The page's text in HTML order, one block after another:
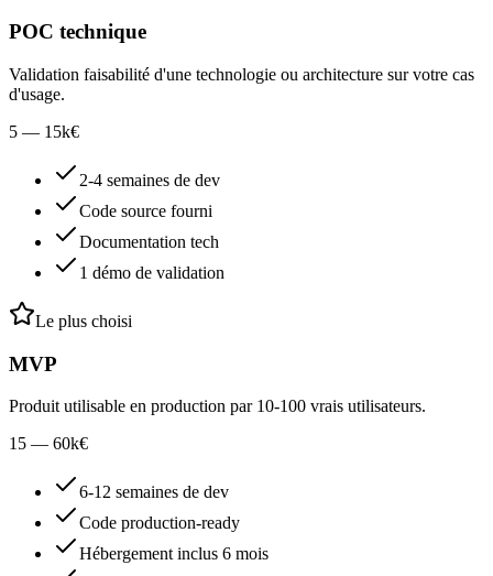
POC technique
Validation faisabilité d'une technologie ou architecture sur votre cas
d'usage.
5 — 15k€
2-4 semaines de dev
Code source fourni
Documentation tech
1 démo de validation
Le plus choisi
MVP
Produit utilisable en production par 10-100 vrais utilisateurs.
15 — 60k€
6-12 semaines de dev
Code production-ready
Hébergement inclus 6 mois